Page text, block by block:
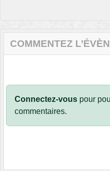
COMMENTEZ
Connectez-vous pour
commentaires.